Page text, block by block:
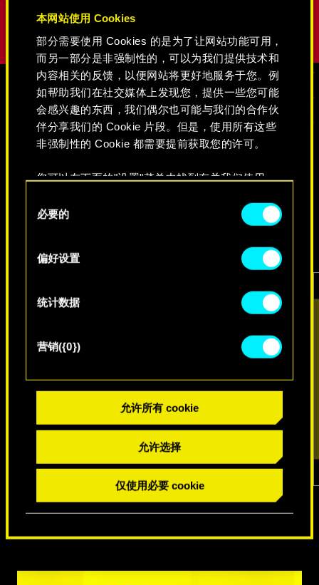
本网站使用 Cookies
部分需要使用 Cookies 的是为了让网站功能可用，
而另一部分是非强制性的，可以为我们提供技术和
内容相关的反馈，以便网站将更好地服务于您。例
如帮助我们在社交媒体上发现您，提供一些您可能
会感兴趣的东西，我们偶尔也可能与我们的合作伙
伴分享我们的 Cookie 片段。但是，使用所有这些
非强制性的 Cookie 都需要提前获取您的许可。
您可以在下面的"设置"菜单中找到有关我们使用
好。一旦您了解了其中的内容并准备好继续，请点
必要的
偏好设置
统计数据
营销({0})
允许所有 cookie
允许选择
仅使用必要 cookie
媒体
《赛博朋克2077》
原画集
1/7